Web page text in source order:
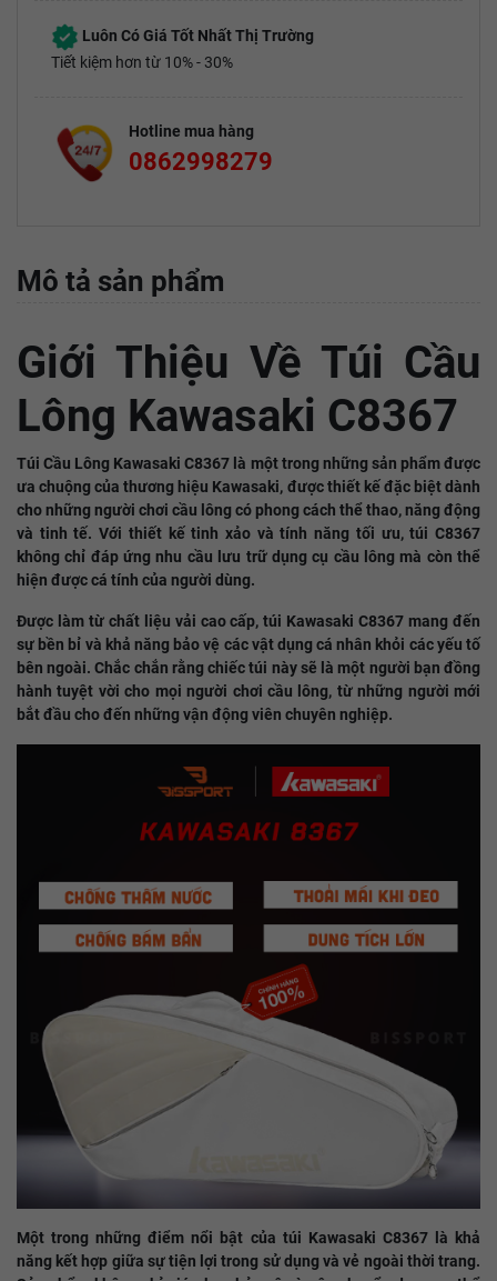
Luôn Có Giá Tốt Nhất Thị Trường
Tiết kiệm hơn từ 10% - 30%
Hotline mua hàng
0862998279
Mô tả sản phẩm
Giới Thiệu Về Túi Cầu
Lông Kawasaki C8367
Túi Cầu Lông Kawasaki C8367 là một trong những sản phẩm được
ưa chuộng của thương hiệu Kawasaki, được thiết kế đặc biệt dành
cho những người chơi cầu lông có phong cách thể thao, năng động
và tinh tế. Với thiết kế tinh xảo và tính năng tối ưu, túi C8367
không chỉ đáp ứng nhu cầu lưu trữ dụng cụ cầu lông mà còn thể
hiện được cá tính của người dùng.
Được làm từ chất liệu vải cao cấp, túi Kawasaki C8367 mang đến
sự bền bỉ và khả năng bảo vệ các vật dụng cá nhân khỏi các yếu tố
bên ngoài. Chắc chắn rằng chiếc túi này sẽ là một người bạn đồng
hành tuyệt vời cho mọi người chơi cầu lông, từ những người mới
bắt đầu cho đến những vận động viên chuyên nghiệp.
Một trong những điểm nổi bật của túi Kawasaki C8367 là khả
năng kết hợp giữa sự tiện lợi trong sử dụng và vẻ ngoài thời trang.